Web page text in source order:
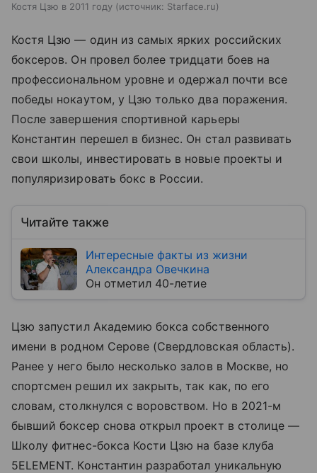
Костя Цзю в 2011 году источник: Starface.ru
Костя Цзю — один из самых ярких российских
боксеров. Он провел более тридцати боев на
профессиональном уровне и одержал почти все
победы нокаутом, у Цзю только два поражения.
После завершения спортивной карьеры
Константин перешел в бизнес. Он стал развивать
свои школы, инвестировать в новые проекты и
популяризировать бокс в России.
Читайте также
Интересные факты из жизни
Александра Овечкина
Он отметил 40-летие
Цзю запустил Академию бокса собственного
имени в родном Серове (Свердловская область).
Ранее у него было несколько залов в Москве, но
спортсмен решил их закрыть, так как, по его
словам, столкнулся с воровством. Но в 2021-м
бывший боксер снова открыл проект в столице —
Школу фитнес-бокса Кости Цзю на базе клуба
5ELEMENT. Константин разработал уникальную